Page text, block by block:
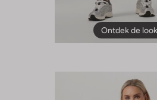
Ontdek de look